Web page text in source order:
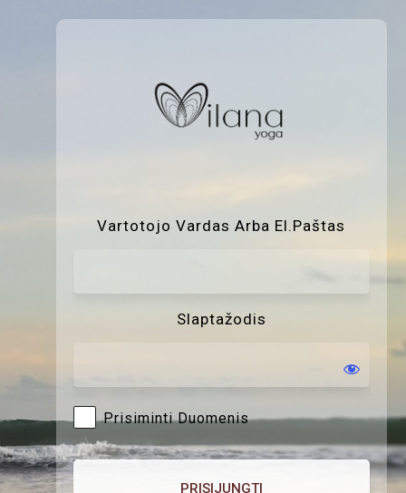
Vartotojo Vardas Arba El.paštas
Slaptažodis
Prisiminti Duomenis